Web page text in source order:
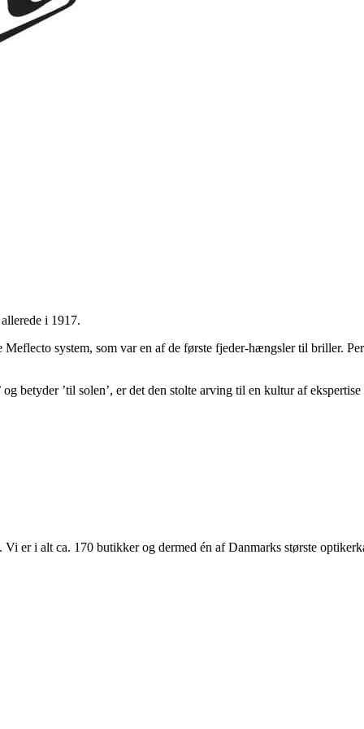
i 1917.
system, som var en af de første fjeder-hængsler til briller.
betyder ’til solen’, er det den stolte arving til en kultur af
er i alt ca. 170 butikker og dermed én af Danmarks største